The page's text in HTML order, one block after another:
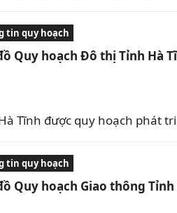
tin quy hoạch
Quy hoạch Đô thị Tỉnh Hà
Tĩnh được quy hoạch phát
tin quy hoạch
Quy hoạch Giao thông